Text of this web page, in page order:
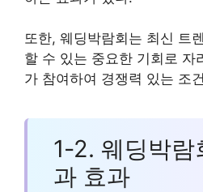
또한, 웨딩박람회는 최신 트
할 수 있는 중요한 기회로 자
가 참여하여 경쟁력 있는 조
1-2. 웨딩박람
과 효과